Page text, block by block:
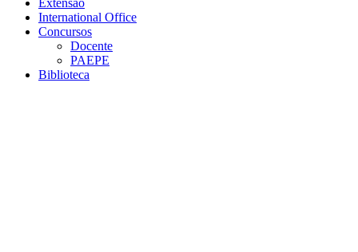
Extensão
International Office
Concursos
Docente
PAEPE
Biblioteca